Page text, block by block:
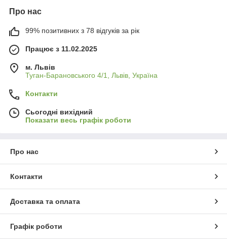
Про нас
99% позитивних з 78 відгуків за рік
Працює з 11.02.2025
м. Львів
Туган-Барановського 4/1, Львів, Україна
Контакти
Сьогодні вихідний
Показати весь графік роботи
Про нас
Контакти
Доставка та оплата
Графік роботи